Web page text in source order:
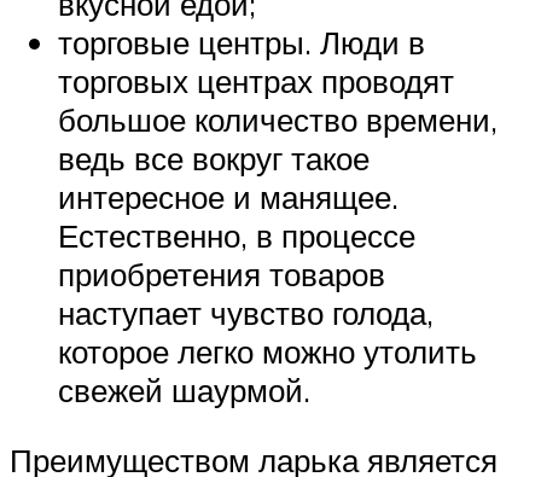
торговые центры. Люди в
торговых центрах проводят
большое количество времени,
ведь все вокруг такое
интересное и манящее.
Естественно, в процессе
приобретения товаров
наступает чувство голода,
которое легко можно утолить
свежей шаурмой.
Преимуществом ларька является